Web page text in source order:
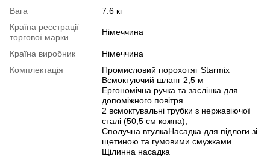
Вага
7.6 кг
Країна реєстрації
торгової марки
Німеччина
Країна виробник
Німеччина
Комплектація
Промисловий порохотяг Starmix
Всмоктуючий шланг 2,5 м
Ергономічна ручка та заслінка для
допоміжного повітря
2 всмоктувальні трубки з нержавіючої
сталі (50,5 см кожна),
Сполучна втулкаНасадка для підлоги зі
щетиною та гумовими смужками
Щілинна насадка